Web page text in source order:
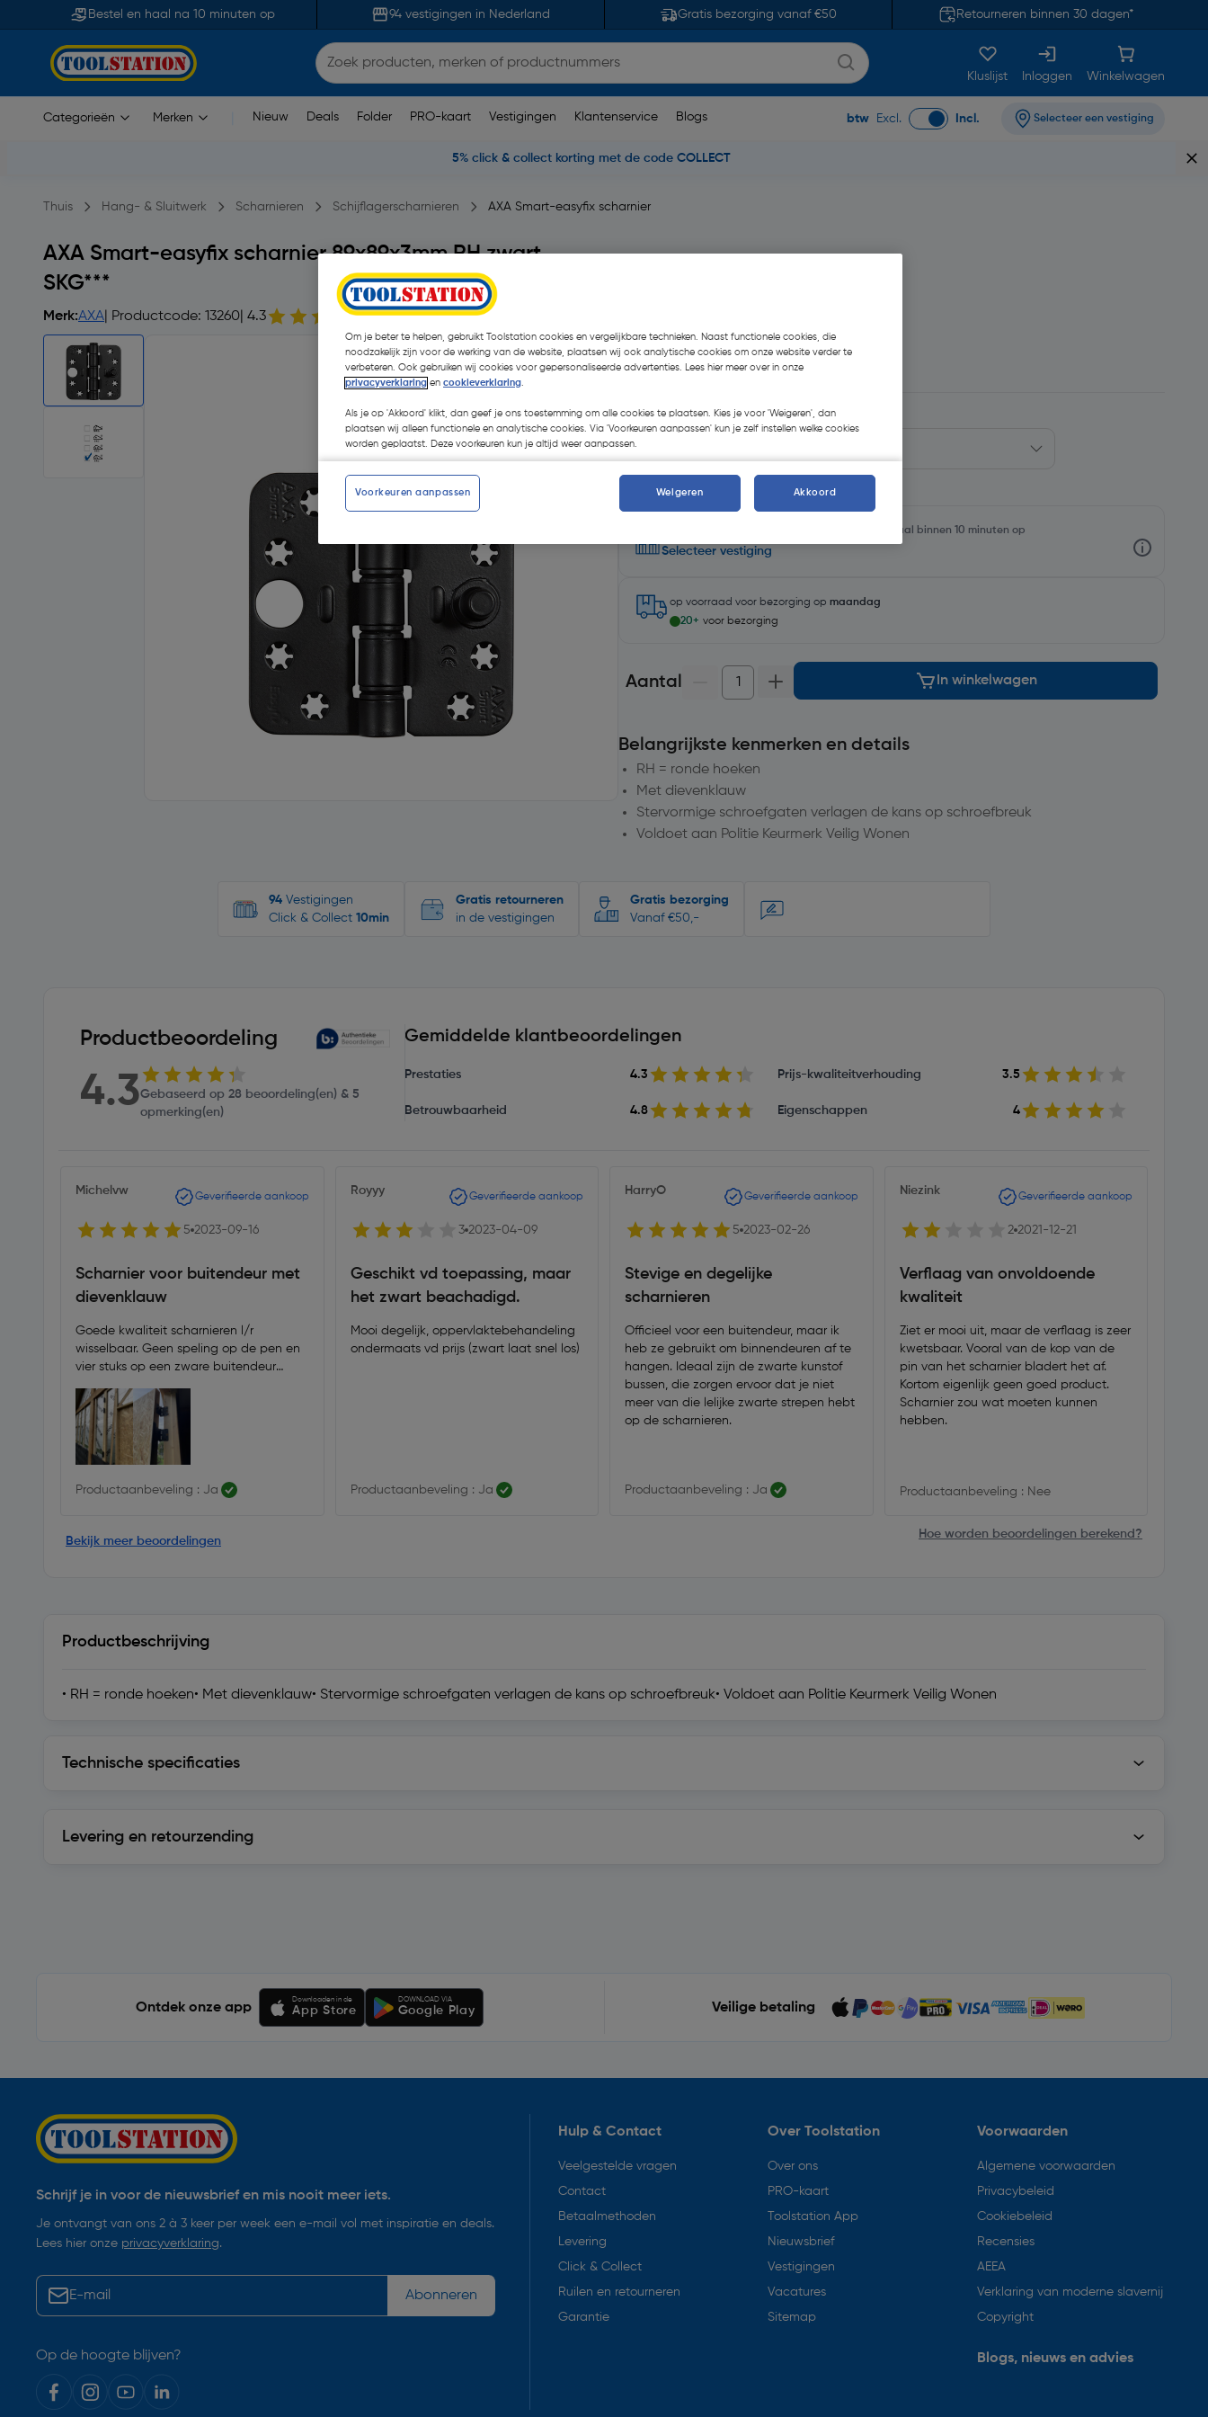
Bestel en haal na 10 minuten op 94 vestigingen in Nederland Gratis bezorging vanaf €50 Retourneren binnen 30 dagen*
Kluslijst Inloggen Winkelwagen
Categorieën Merken Nieuw Deals Folder PRO-kaart Vestigingen Klantenservice Blogs btw Excl. Incl. Selecteer een vestiging
5% click & collect korting met de code COLLECT
Thuis Hang- & Sluitwerk Scharnieren Schijflagerscharnieren AXA Smart-easyfix scharnier
AXA Smart-easyfix scharnier 89x89x3mm RH zwart
SKG***
Merk:AXA | Productcode: 13260 | 4.3 28 opmerking(en)| Stuk
€ 11,32| Excl. btw € 9,36
Kies productvariant(8)
Selecteer winkel - Bekijk voorraadniveaus en haal binnen 10 minuten op
Selecteer vestiging
op voorraad voor bezorging op maandag
20+ voor bezorging
Aantal In winkelwagen
Belangrijkste kenmerken en details
RH = ronde hoeken
Met dievenklauw
Stervormige schroefgaten verlagen de kans op schroefbreuk
Voldoet aan Politie Keurmerk Veilig Wonen
94 Vestigingen
Click & Collect 10min
Gratis retourneren
in de vestigingen
Gratis bezorging
Vanaf €50,-
Productbeoordeling
4.3Gebaseerd op 28 beoordeling(en) & 5
opmerking(en)
Gemiddelde klantbeoordelingen
Prestaties 4.3 Prijs-kwaliteitverhouding 3.5
Betrouwbaarheid 4.8 Eigenschappen 4
Michelvw Geverifieerde aankoop
5 2023-09-16
Scharnier voor buitendeur met
dievenklauw
Goede kwaliteit scharnieren l/r
wisselbaar. Geen speling op de pen en
vier stuks op een zware buitendeur
Productaanbeveling : Ja
Royyy Geverifieerde aankoop
3 2023-04-09
Geschikt vd toepassing, maar
het zwart beachadigd.
Mooi degelijk, oppervlaktebehandeling
ondermaats vd prijs (zwart laat snel los)
Productaanbeveling : Ja
HarryO Geverifieerde aankoop
5 2023-02-26
Stevige en degelijke
scharnieren
Officieel voor een buitendeur, maar ik
heb ze gebruikt om binnendeuren af te
hangen. Ideaal zijn de zwarte kunstof
bussen, die zorgen ervoor dat je niet
meer van die lelijke zwarte strepen hebt
op de scharnieren.
Productaanbeveling : Ja
Niezink Geverifieerde aankoop
2 2021-12-21
Verflaag van onvoldoende
kwaliteit
Ziet er mooi uit, maar de verflaag is zeer
kwetsbaar. Vooral van de kop van de
pin van het scharnier bladert het af.
Kortom eigenlijk geen goed product.
Scharnier zou wat moeten kunnen
hebben.
Productaanbeveling : Nee
Bekijk meer beoordelingen
Hoe worden beoordelingen berekend?
Productbeschrijving
• RH = ronde hoeken• Met dievenklauw• Stervormige schroefgaten verlagen de kans op schroefbreuk• Voldoet aan Politie Keurmerk Veilig Wonen
Technische specificaties
Levering en retourzending
Ontdek onze app
Downloaden in de
App Store
DOWNLOAD VIA
Google Play Veilige betaling
Schrijf je in voor de nieuwsbrief en mis nooit meer iets.
Je ontvangt van ons 2 à 3 keer per week een e-mail vol met inspiratie en deals.
Lees hier onze privacyverklaring.
Abonneren
Op de hoogte blijven?
Hulp & Contact
Veelgestelde vragen
Contact
Betaalmethoden
Levering
Click & Collect
Ruilen en retourneren
Garantie
Over Toolstation
Over ons
PRO-kaart
Toolstation App
Nieuwsbrief
Vestigingen
Vacatures
Sitemap
Voorwaarden
Algemene voorwaarden
Privacybeleid
Cookiebeleid
Recensies
AEEA
Verklaring van moderne slavernij
Copyright
Blogs, nieuws en advies
Om je beter te helpen, gebruikt Toolstation cookies en vergelijkbare technieken. Naast functionele cookies, die
noodzakelijk zijn voor de werking van de website, plaatsen wij ook analytische cookies om onze website verder te
verbeteren. Ook gebruiken wij cookies voor gepersonaliseerde advertenties. Lees hier meer over in onze
privacyverklaring en cookieverklaring.
Als je op 'Akkoord' klikt, dan geef je ons toestemming om alle cookies te plaatsen. Kies je voor 'Weigeren', dan
plaatsen wij alleen functionele en analytische cookies. Via 'Voorkeuren aanpassen' kun je zelf instellen welke cookies
worden geplaatst. Deze voorkeuren kun je altijd weer aanpassen.
Voorkeuren aanpassen Weigeren Akkoord